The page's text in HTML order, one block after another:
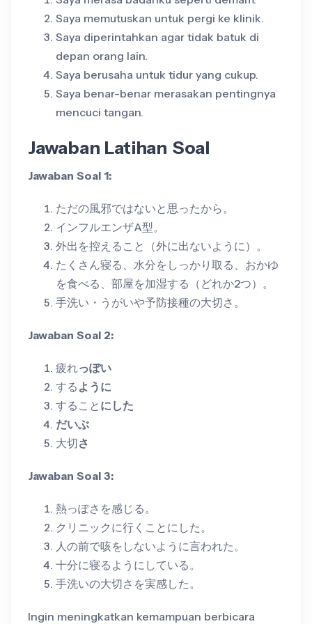
Saya memutuskan untuk pergi ke klinik.
Saya diperintahkan agar tidak batuk di
depan orang lain.
Saya berusaha untuk tidur yang cukup.
Saya benar-benar merasakan pentingnya
mencuci tangan.
Jawaban Latihan Soal
Jawaban Soal 1:
ただの風邪ではないと思ったから。
インフルエンザA型。
外出を控えること（外に出ないように）。
たくさん寝る、水分をしっかり取る、おかゆ
を食べる、部屋を加湿する（どれか2つ）。
手洗い・うがいや予防接種の大切さ。
Jawaban Soal 2:
疲れっぽい
する ように
すること にした
だいぶ
大切さ
Jawaban Soal 3:
熱っぽさを感じる。
クリニックに行くことにした。
人の前で咳をしないように言われた。
十分に寝るようにしている。
手洗いの大切さを実感した。
Ingin meningkatkan kemampuan berbicara